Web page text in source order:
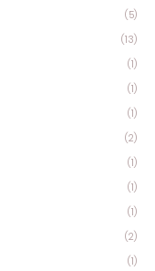
(5)
(13)
(1)
(1)
(1)
(2)
(1)
(1)
(1)
(2)
(1)